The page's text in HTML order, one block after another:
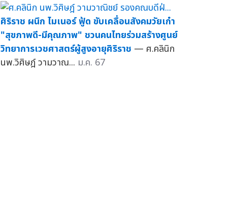
ศิริราช ผนึก ไมเนอร์ ฟู้ด ขับเคลื่อนสังคมวัยเก๋า
"สุขภาพดี-มีคุณภาพ" ชวนคนไทยร่วมสร้างศูนย์
วิทยาการเวชศาสตร์ผู้สูงอายุศิริราช — ศ.คลินิก
นพ.วิศิษฎ์ วามวาณ... ม.ค. 67